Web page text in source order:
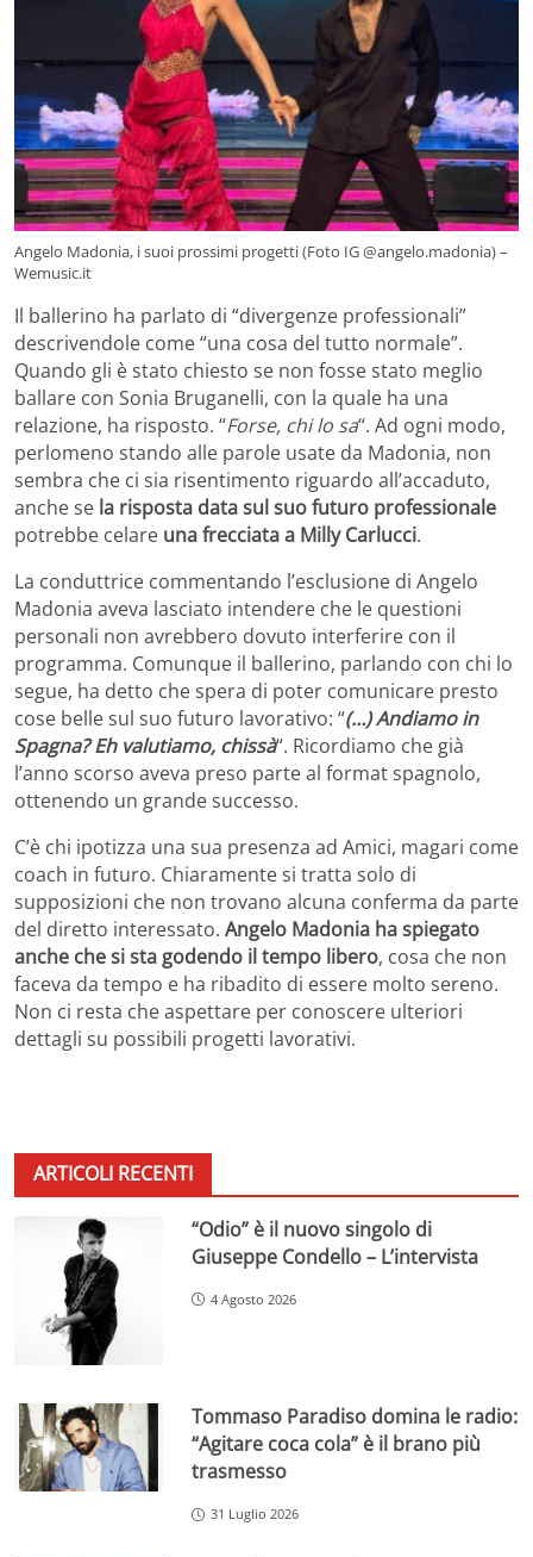
Angelo Madonia, i suoi prossimi progetti (Foto IG @angelo.madonia) –
Wemusic.it
Il ballerino ha parlato di “divergenze professionali”
descrivendole come “una cosa del tutto normale”.
Quando gli è stato chiesto se non fosse stato meglio
ballare con Sonia Bruganelli, con la quale ha una
relazione, ha risposto. “Forse, chi lo sa“. Ad ogni modo,
perlomeno stando alle parole usate da Madonia, non
sembra che ci sia risentimento riguardo all’accaduto,
anche se la risposta data sul suo futuro professionale
potrebbe celare una frecciata a Milly Carlucci.
La conduttrice commentando l’esclusione di Angelo
Madonia aveva lasciato intendere che le questioni
personali non avrebbero dovuto interferire con il
programma. Comunque il ballerino, parlando con chi lo
segue, ha detto che spera di poter comunicare presto
cose belle sul suo futuro lavorativo: “(…) Andiamo in
Spagna? Eh valutiamo, chissà“. Ricordiamo che già
l’anno scorso aveva preso parte al format spagnolo,
ottenendo un grande successo.
C’è chi ipotizza una sua presenza ad Amici, magari come
coach in futuro. Chiaramente si tratta solo di
supposizioni che non trovano alcuna conferma da parte
del diretto interessato. Angelo Madonia ha spiegato
anche che si sta godendo il tempo libero, cosa che non
faceva da tempo e ha ribadito di essere molto sereno.
Non ci resta che aspettare per conoscere ulteriori
dettagli su possibili progetti lavorativi.
ARTICOLI RECENTI
“Odio” è il nuovo singolo di
Giuseppe Condello – L’intervista
4 Agosto 2026
Tommaso Paradiso domina le radio:
“Agitare coca cola” è il brano più
trasmesso
31 Luglio 2026